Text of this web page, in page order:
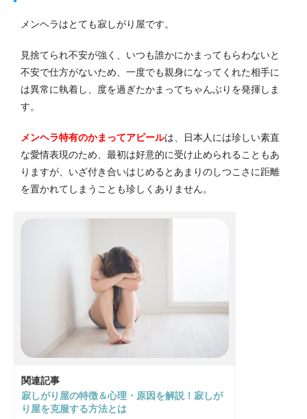
メンヘラはとても寂しがり屋です。
見捨てられ不安が強く、いつも誰かにかまってもらわないと
不安で仕方がないため、一度でも親身になってくれた相手に
は異常に執着し、度を過ぎたかまってちゃんぶりを発揮しま
す。
メンヘラ特有のかまってアピールは、日本人には珍しい素直
な愛情表現のため、最初は好意的に受け止められることもあ
りますが、いざ付き合いはじめるとあまりのしつこさに距離
を置かれてしまうことも珍しくありません。
関連記事
寂しがり屋の特徴＆心理・原因を解説！寂しが
り屋を克服する方法とは